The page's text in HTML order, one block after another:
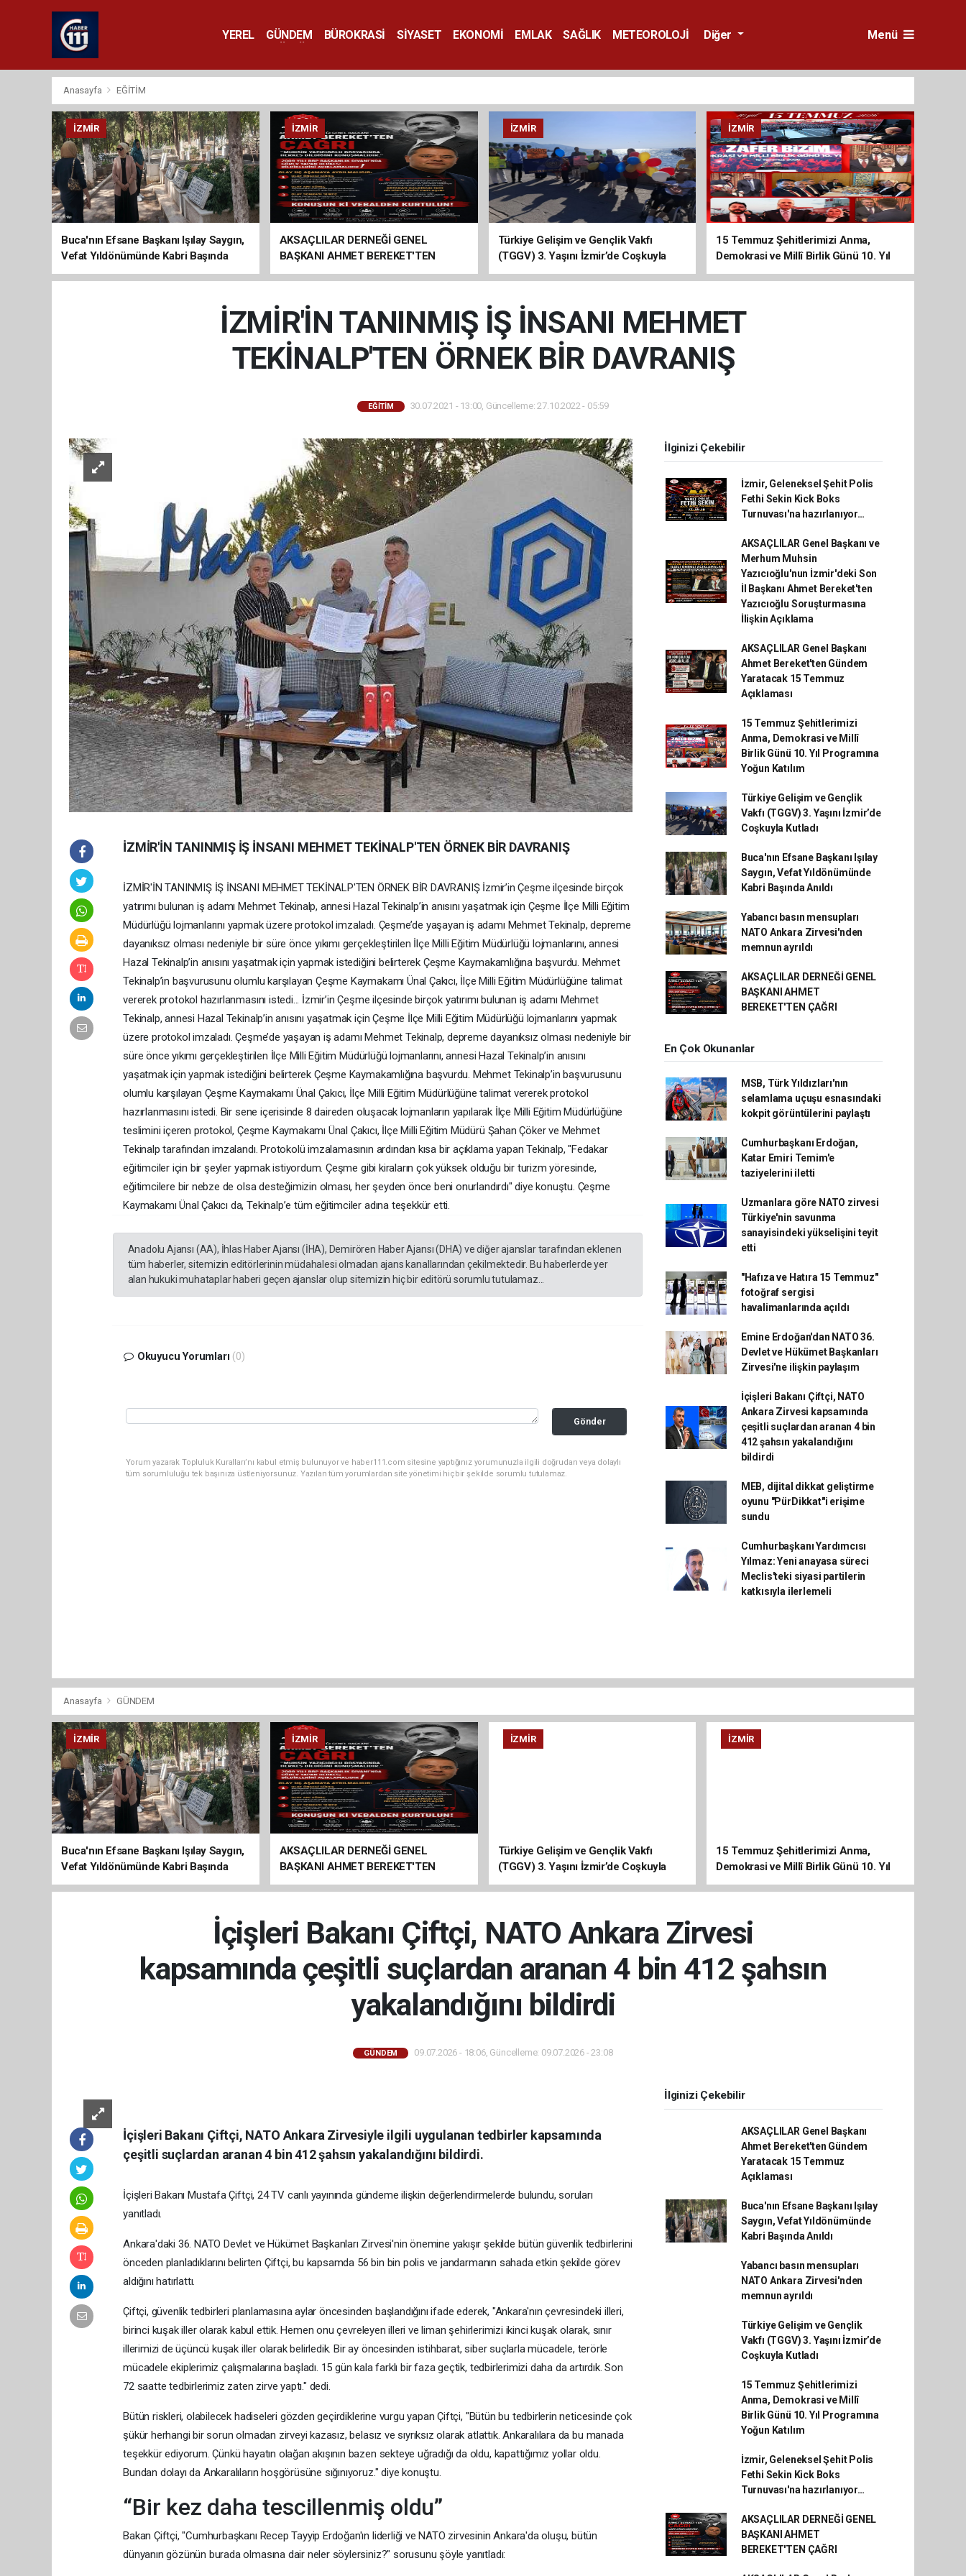
YEREL GÜNDEM BÜROKRASİ SİYASET EKONOMİ EMLAK SAĞLIK
METEOROLOJİ
Diğer Menü
Anasayfa EĞİTİM
İZMIR
Buca'nın Efsane Başkanı Işılay Saygın,
Vefat Yıldönümünde Kabri Başında
Anıldı
İZMIR
AKSAÇLILAR DERNEĞİ GENEL
BAŞKANI AHMET BEREKET'TEN
ÇAĞRI
İZMIR
Türkiye Gelişim ve Gençlik Vakfı
(TGGV) 3. Yaşını İzmir’de Coşkuyla
Kutladı
İZMIR
15 Temmuz Şehitlerimizi Anma,
Demokrasi ve Millî Birlik Günü 10. Yıl
Programına Yoğun Katılım
İZMİR'İN TANINMIŞ İŞ İNSANI MEHMET
TEKİNALP'TEN ÖRNEK BİR DAVRANIŞ
EĞİTİM 30.07.2021 - 13:00, Güncelleme: 27.10.2022 - 05:59
İZMİR'İN TANINMIŞ İŞ İNSANI MEHMET TEKİNALP'TEN ÖRNEK BİR DAVRANIŞ
İZMİR'İN TANINMIŞ İŞ İNSANI MEHMET TEKİNALP'TEN ÖRNEK BİR DAVRANIŞ İzmir’in Çeşme ilçesinde birçok
yatırımı bulunan iş adamı Mehmet Tekinalp, annesi Hazal Tekinalp’in anısını yaşatmak için Çeşme İlçe Milli Eğitim
Müdürlüğü lojmanlarını yapmak üzere protokol imzaladı. Çeşme’de yaşayan iş adamı Mehmet Tekinalp, depreme
dayanıksız olması nedeniyle bir süre önce yıkımı gerçekleştirilen İlçe Milli Eğitim Müdürlüğü lojmanlarını, annesi
Hazal Tekinalp’in anısını yaşatmak için yapmak istediğini belirterek Çeşme Kaymakamlığına başvurdu. Mehmet
Tekinalp’in başvurusunu olumlu karşılayan Çeşme Kaymakamı Ünal Çakıcı, İlçe Milli Eğitim Müdürlüğüne talimat
vererek protokol hazırlanmasını istedi... İzmir’in Çeşme ilçesinde birçok yatırımı bulunan iş adamı Mehmet
Tekinalp, annesi Hazal Tekinalp’in anısını yaşatmak için Çeşme İlçe Milli Eğitim Müdürlüğü lojmanlarını yapmak
üzere protokol imzaladı. Çeşme’de yaşayan iş adamı Mehmet Tekinalp, depreme dayanıksız olması nedeniyle bir
süre önce yıkımı gerçekleştirilen İlçe Milli Eğitim Müdürlüğü lojmanlarını, annesi Hazal Tekinalp’in anısını
yaşatmak için yapmak istediğini belirterek Çeşme Kaymakamlığına başvurdu. Mehmet Tekinalp’in başvurusunu
olumlu karşılayan Çeşme Kaymakamı Ünal Çakıcı, İlçe Milli Eğitim Müdürlüğüne talimat vererek protokol
hazırlanmasını istedi. Bir sene içerisinde 8 daireden oluşacak lojmanların yapılarak İlçe Milli Eğitim Müdürlüğüne
teslimini içeren protokol, Çeşme Kaymakamı Ünal Çakıcı, İlçe Milli Eğitim Müdürü Şahan Çöker ve Mehmet
Tekinalp tarafından imzalandı. Protokolü imzalamasının ardından kısa bir açıklama yapan Tekinalp, "Fedakar
eğitimciler için bir şeyler yapmak istiyordum. Çeşme gibi kiraların çok yüksek olduğu bir turizm yöresinde,
eğitimcilere bir nebze de olsa desteğimizin olması, her şeyden önce beni onurlandırdı" diye konuştu. Çeşme
Kaymakamı Ünal Çakıcı da, Tekinalp’e tüm eğitimciler adına teşekkür etti.
Anadolu Ajansı (AA), İhlas Haber Ajansı (İHA), Demirören Haber Ajansı (DHA) ve diğer ajanslar tarafından eklenen
tüm haberler, sitemizin editörlerinin müdahalesi olmadan ajans kanallarından çekilmektedir. Bu haberlerde yer
alan hukuki muhataplar haberi geçen ajanslar olup sitemizin hiç bir editörü sorumlu tutulamaz...
Okuyucu Yorumları (0)
Gönder
Yorum yazarak Topluluk Kuralları’nı kabul etmiş bulunuyor ve haber111.com sitesine yaptığınız yorumunuzla ilgili doğrudan veya dolaylı
tüm sorumluluğu tek başınıza üstleniyorsunuz. Yazılan tüm yorumlardan site yönetimi hiçbir şekilde sorumlu tutulamaz.
İlginizi Çekebilir
İzmir, Geleneksel Şehit Polis
Fethi Sekin Kick Boks
Turnuvası'na hazırlanıyor…
AKSAÇLILAR Genel Başkanı ve
Merhum Muhsin
Yazıcıoğlu'nun İzmir'deki Son
İl Başkanı Ahmet Bereket'ten
Yazıcıoğlu Soruşturmasına
İlişkin Açıklama
AKSAÇLILAR Genel Başkanı
Ahmet Bereket'ten Gündem
Yaratacak 15 Temmuz
Açıklaması
15 Temmuz Şehitlerimizi
Anma, Demokrasi ve Millî
Birlik Günü 10. Yıl Programına
Yoğun Katılım
Türkiye Gelişim ve Gençlik
Vakfı (TGGV) 3. Yaşını İzmir’de
Coşkuyla Kutladı
Buca'nın Efsane Başkanı Işılay
Saygın, Vefat Yıldönümünde
Kabri Başında Anıldı
Yabancı basın mensupları
NATO Ankara Zirvesi'nden
memnun ayrıldı
AKSAÇLILAR DERNEĞİ GENEL
BAŞKANI AHMET
BEREKET'TEN ÇAĞRI
En Çok Okunanlar
MSB, Türk Yıldızları'nın
selamlama uçuşu esnasındaki
kokpit görüntülerini paylaştı
Cumhurbaşkanı Erdoğan,
Katar Emiri Temim'e
taziyelerini iletti
Uzmanlara göre NATO zirvesi
Türkiye'nin savunma
sanayisindeki yükselişini teyit
etti
"Hafıza ve Hatıra 15 Temmuz"
fotoğraf sergisi
havalimanlarında açıldı
Emine Erdoğan'dan NATO 36.
Devlet ve Hükümet Başkanları
Zirvesi'ne ilişkin paylaşım
İçişleri Bakanı Çiftçi, NATO
Ankara Zirvesi kapsamında
çeşitli suçlardan aranan 4 bin
412 şahsın yakalandığını
bildirdi
MEB, dijital dikkat geliştirme
oyunu "PürDikkat"i erişime
sundu
Cumhurbaşkanı Yardımcısı
Yılmaz: Yeni anayasa süreci
Meclis'teki siyasi partilerin
katkısıyla ilerlemeli
Anasayfa GÜNDEM
İZMIR
Buca'nın Efsane Başkanı Işılay Saygın,
Vefat Yıldönümünde Kabri Başında
Anıldı
İZMIR
AKSAÇLILAR DERNEĞİ GENEL
BAŞKANI AHMET BEREKET'TEN
ÇAĞRI
İZMIR
Türkiye Gelişim ve Gençlik Vakfı
(TGGV) 3. Yaşını İzmir’de Coşkuyla
Kutladı
İZMIR
15 Temmuz Şehitlerimizi Anma,
Demokrasi ve Millî Birlik Günü 10. Yıl
Programına Yoğun Katılım
İçişleri Bakanı Çiftçi, NATO Ankara Zirvesi
kapsamında çeşitli suçlardan aranan 4 bin 412 şahsın
yakalandığını bildirdi
GÜNDEM 09.07.2026 - 18:06, Güncelleme: 09.07.2026 - 23:08
İçişleri Bakanı Çiftçi, NATO Ankara Zirvesiyle ilgili uygulanan tedbirler kapsamında
çeşitli suçlardan aranan 4 bin 412 şahsın yakalandığını bildirdi.
İçişleri Bakanı Mustafa Çiftçi, 24 TV canlı yayınında gündeme ilişkin değerlendirmelerde bulundu, soruları
yanıtladı.
Ankara'daki 36. NATO Devlet ve Hükümet Başkanları Zirvesi'nin önemine yakışır şekilde bütün güvenlik tedbirlerini
önceden planladıklarını belirten Çiftçi, bu kapsamda 56 bin bin polis ve jandarmanın sahada etkin şekilde görev
aldığını hatırlattı.
Çiftçi, güvenlik tedbirleri planlamasına aylar öncesinden başlandığını ifade ederek, "Ankara'nın çevresindeki illeri,
birinci kuşak iller olarak kabul ettik. Hemen onu çevreleyen illeri ve liman şehirlerimizi ikinci kuşak olarak, sınır
illerimizi de üçüncü kuşak iller olarak belirledik. Bir ay öncesinden istihbarat, siber suçlarla mücadele, terörle
mücadele ekiplerimiz çalışmalarına başladı. 15 gün kala farklı bir faza geçtik, tedbirlerimizi daha da artırdık. Son
72 saatte tedbirlerimiz zaten zirve yaptı." dedi.
Bütün riskleri, olabilecek hadiseleri gözden geçirdiklerine vurgu yapan Çiftçi, "Bütün bu tedbirlerin neticesinde çok
şükür herhangi bir sorun olmadan zirveyi kazasız, belasız ve sıyrıksız olarak atlattık. Ankaralılara da bu manada
teşekkür ediyorum. Çünkü hayatın olağan akışının bazen sekteye uğradığı da oldu, kapattığımız yollar oldu.
Bundan dolayı da Ankaralıların hoşgörüsüne sığınıyoruz." diye konuştu.
“Bir kez daha tescillenmiş oldu”
Bakan Çiftçi, "Cumhurbaşkanı Recep Tayyip Erdoğan'ın liderliği ve NATO zirvesinin Ankara'da oluşu, bütün
dünyanın gözünün burada olmasına dair neler söylersiniz?" sorusunu şöyle yanıtladı:
İlginizi Çekebilir
AKSAÇLILAR Genel Başkanı
Ahmet Bereket'ten Gündem
Yaratacak 15 Temmuz
Açıklaması
Buca'nın Efsane Başkanı Işılay
Saygın, Vefat Yıldönümünde
Kabri Başında Anıldı
Yabancı basın mensupları
NATO Ankara Zirvesi'nden
memnun ayrıldı
Türkiye Gelişim ve Gençlik
Vakfı (TGGV) 3. Yaşını İzmir’de
Coşkuyla Kutladı
15 Temmuz Şehitlerimizi
Anma, Demokrasi ve Millî
Birlik Günü 10. Yıl Programına
Yoğun Katılım
İzmir, Geleneksel Şehit Polis
Fethi Sekin Kick Boks
Turnuvası'na hazırlanıyor…
AKSAÇLILAR DERNEĞİ GENEL
BAŞKANI AHMET
BEREKET'TEN ÇAĞRI